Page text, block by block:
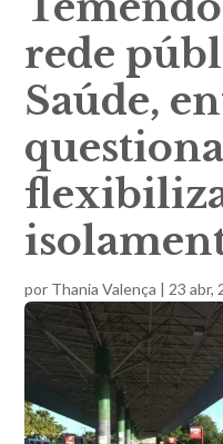
rede
Saúde,
por Thania Valença | 23 abr,